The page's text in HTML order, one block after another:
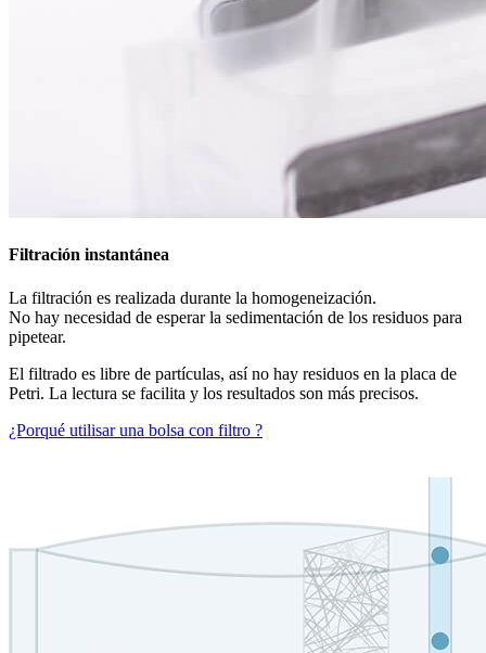
Filtración instantánea
La filtración es realizada durante la homogeneización.
No hay necesidad de esperar la sedimentación de los residuos para
pipetear.
El filtrado es libre de partículas, así no hay residuos en la placa de
Petri. La lectura se facilita y los resultados son más precisos.
¿Porqué utilisar una bolsa con filtro ?